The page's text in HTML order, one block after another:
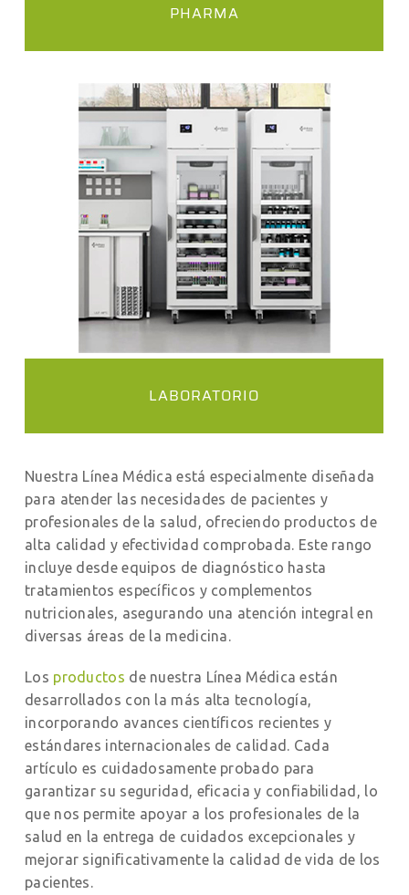
PHARMA
LABORATORIO
Nuestra Línea Médica está especialmente diseñada
para atender las necesidades de pacientes y
profesionales de la salud, ofreciendo productos de
alta calidad y efectividad comprobada. Este rango
incluye desde equipos de diagnóstico hasta
tratamientos específicos y complementos
nutricionales, asegurando una atención integral en
diversas áreas de la medicina.
Los productos de nuestra Línea Médica están
desarrollados con la más alta tecnología,
incorporando avances científicos recientes y
estándares internacionales de calidad. Cada
artículo es cuidadosamente probado para
garantizar su seguridad, eficacia y confiabilidad, lo
que nos permite apoyar a los profesionales de la
salud en la entrega de cuidados excepcionales y
mejorar significativamente la calidad de vida de los
pacientes.